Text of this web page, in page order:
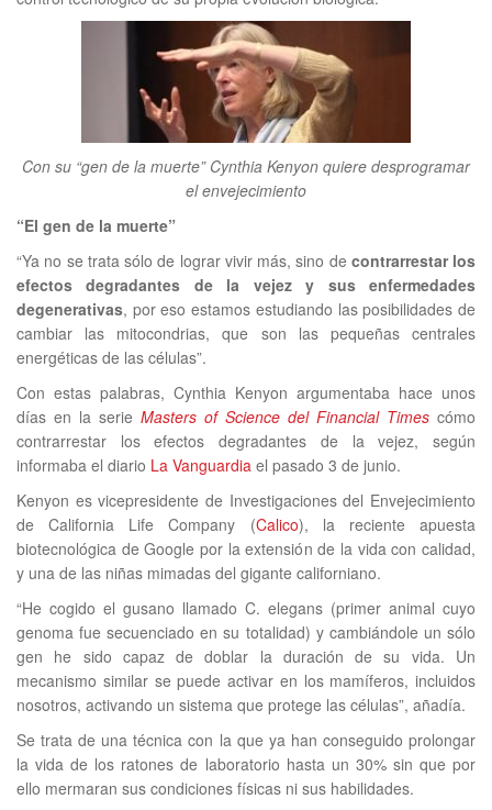
Con su “gen de la muerte” Cynthia Kenyon quiere desprogramar
el envejecimiento
“El gen de la muerte”
“Ya no se trata sólo de lograr vivir más, sino de contrarrestar los
efectos degradantes de la vejez y sus enfermedades
degenerativas, por eso estamos estudiando las posibilidades de
cambiar las mitocondrias, que son las pequeñas centrales
energéticas de las células”.
Con estas palabras, Cynthia Kenyon argumentaba hace unos
días en la serie Masters of Science del Financial Times cómo
contrarrestar los efectos degradantes de la vejez, según
informaba el diario La Vanguardia el pasado 3 de junio.
Kenyon es vicepresidente de Investigaciones del Envejecimiento
de California Life Company (Calico), la reciente apuesta
biotecnológica de Google por la extensión de la vida con calidad,
y una de las niñas mimadas del gigante californiano.
“He cogido el gusano llamado C. elegans (primer animal cuyo
genoma fue secuenciado en su totalidad) y cambiándole un sólo
gen he sido capaz de doblar la duración de su vida. Un
mecanismo similar se puede activar en los mamíferos, incluidos
nosotros, activando un sistema que protege las células”, añadía.
Se trata de una técnica con la que ya han conseguido prolongar
la vida de los ratones de laboratorio hasta un 30% sin que por
ello mermaran sus condiciones físicas ni sus habilidades.